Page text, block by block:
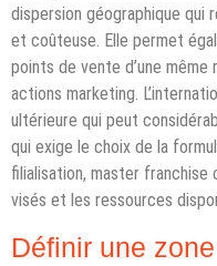
dispersion géographique qui
et coûteuse. Elle permet
points de vente d’une
actions marketing.
ultérieure qui peut
qui exige le choix de la
filialisation, master franchise
visés et les ressources
Définir une